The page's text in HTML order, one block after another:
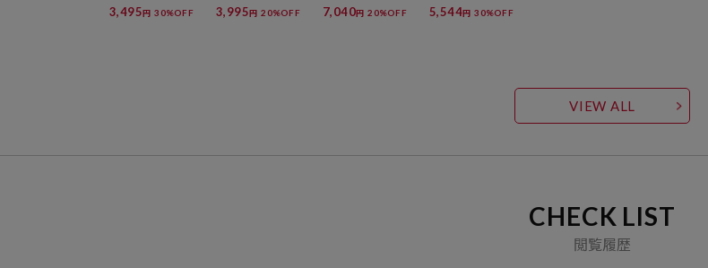
シャツ / プリントTシャ
ツ PR FIRST 【限定展
3,495 円 30%OFF
ャツ / ワンポイントデザ
インTシャツ LEFT CHE
3,995 円 20%OFF
ブ オープンカラーシャ
ツ / セットアップ対応 /
7,040円 20%OFF
ブ テックポロ
5,544円 30%OFF
VIEW ALL
CHECK LIST
閲覧履歴